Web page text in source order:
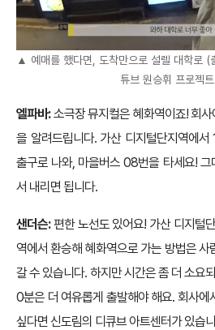
▲ 예매를 했다면, 도착만으로 설렐 대학로 (
튜브 원승휘 프로젝
엘파바:소극장 뮤지컬은 혜화역이죠! 회
을 알려드립니다. 가산 디지털단지역에
출구로 나와, 마을버스 08번을 타세요! 그
서 내리면 됩니다.
샌더슨:편한 노선도 있어요! 가산 디지털
역에서 환승해 혜화역으로 가는 방법은
갈 수 있습니다. 하지만 시간은 좀 더 소요
0분은 더 여유롭게 출발해야 해요. 회사에
싶다면 신도림의 디큐브 아트센터가 있습